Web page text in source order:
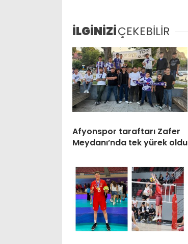
İLGİNİZİÇEKEBİLİR
Afyonspor taraftarı Zafer
Meydanı’nda tek yürek oldu